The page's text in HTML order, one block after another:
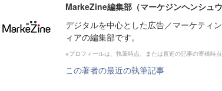
MarkeZine編集部（マーケジンヘンシュウ
デジタルを中心とした広告／マーケティ
ィアの編集部です。
※プロフィールは、執筆時点、または直近の記事の寄稿時
この著者の最近の執筆記事